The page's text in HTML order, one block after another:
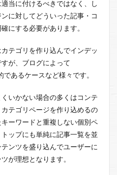
当に付けるべきではなく、し
に対してどういった記事・コ
にする必要があります。
テゴリを作り込んでインデッ
が、ブログによって
あるケースなど様々です。
いかない場合の多くはコンテ
テゴリページを作り込めるの
ーワードと重複しない個別ペ
ップにも単純に記事一覧を並
ンツを盛り込んでユーザーに
が理想となります。